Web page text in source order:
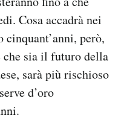
Cosa accadrà nei
però,
sia il futuro della
sarà più rischioso
d’oro